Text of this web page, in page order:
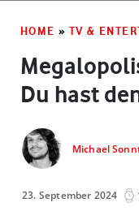
HOME » TV &
Du hast
Michael
23. September 2024